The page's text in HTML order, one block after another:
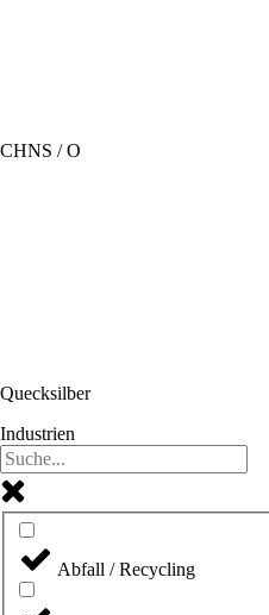
CHNS / O
Quecksilber
Industrien
Abfall / Recycling